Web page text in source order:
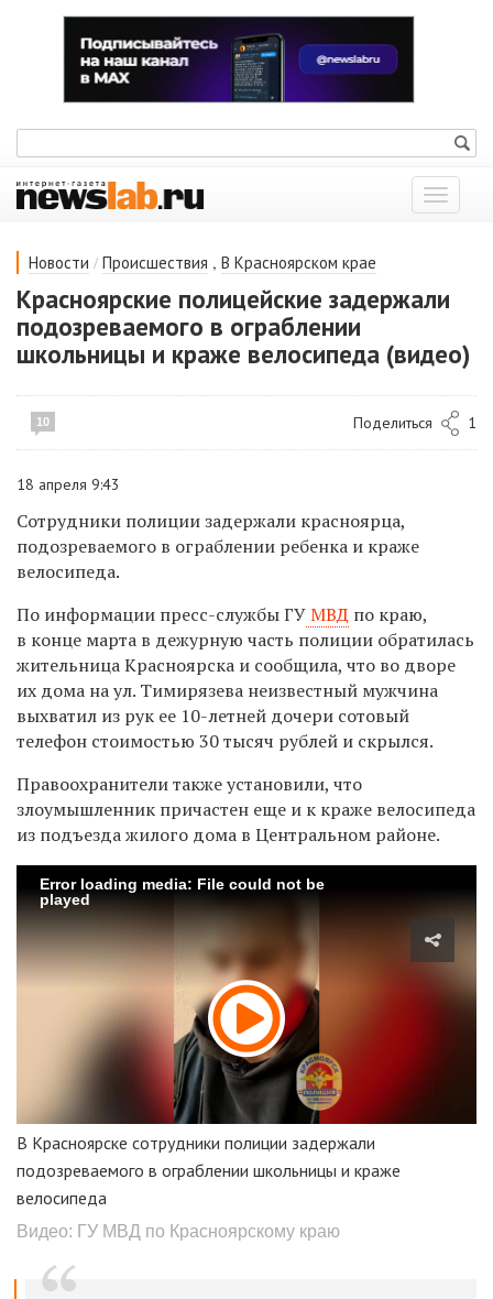
Показать
меню
Новости / Происшествия , В Красноярском крае
Красноярские полицейские задержали
подозреваемого в ограблении
школьницы и краже велосипеда (видео)
10 Поделиться 1
18 апреля 9:43
Сотрудники полиции задержали красноярца,
подозреваемого в ограблении ребенка и краже
велосипеда.
По информации пресс-службы ГУМВД по краю,
в конце марта в дежурную часть полиции обратилась
жительница Красноярска и сообщила, что во дворе
их дома на ул. Тимирязева неизвестный мужчина
выхватил из рук ее 10-летней дочери сотовый
телефон стоимостью 30 тысяч рублей и скрылся.
Правоохранители также установили, что
злоумышленник причастен еще и к краже велосипеда
из подъезда жилого дома в Центральном районе.
Error loading media: File could not be
played
В Красноярске сотрудники полиции задержали
подозреваемого в ограблении школьницы и краже
велосипеда
Видео: ГУ МВД по Красноярскому краю